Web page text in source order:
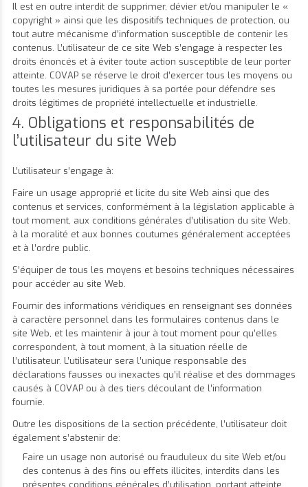
Il est en outre interdit de supprimer, dévier et/ou manipuler le «
copyright » ainsi que les dispositifs techniques de protection, ou
tout autre mécanisme d’information susceptible de contenir les
contenus. L’utilisateur de ce site Web s’engage à respecter les
droits énoncés et à éviter toute action susceptible de leur porter
atteinte. COVAP se réserve le droit d’exercer tous les moyens ou
toutes les mesures juridiques à sa portée pour défendre ses
droits légitimes de propriété intellectuelle et industrielle.
4. Obligations et responsabilités de
l’utilisateur du site Web
L’utilisateur s’engage à:
Faire un usage approprié et licite du site Web ainsi que des
contenus et services, conformément à la législation applicable à
tout moment, aux conditions générales d’utilisation du site Web,
à la moralité et aux bonnes coutumes généralement acceptées
et à l’ordre public.
S’équiper de tous les moyens et besoins techniques nécessaires
pour accéder au site Web.
Fournir des informations véridiques en renseignant ses données
à caractère personnel dans les formulaires contenus dans le
site Web, et les maintenir à jour à tout moment pour qu’elles
correspondent, à tout moment, à la situation réelle de
l’utilisateur. L’utilisateur sera l’unique responsable des
déclarations fausses ou inexactes qu’il réalise et des dommages
causés à COVAP ou à des tiers découlant de l’information
fournie.
Outre les dispositions de la section précédente, l’utilisateur doit
également s’abstenir de:
Faire un usage non autorisé ou frauduleux du site Web et/ou
des contenus à des fins ou effets illicites, interdits dans les